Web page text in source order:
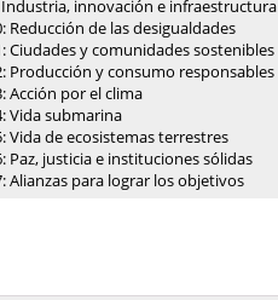
innovación e infraestructura
Reducción de las desigualdades
Ciudades y comunidades sostenibles
Producción y consumo responsables
Acción por el clima
Vida submarina
Vida de ecosistemas terrestres
Paz, justicia e instituciones sólidas
Alianzas para lograr los objetivos